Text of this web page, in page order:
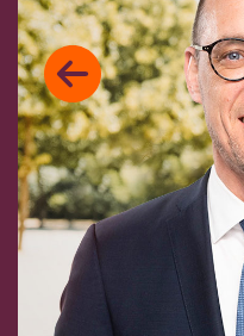
Previous